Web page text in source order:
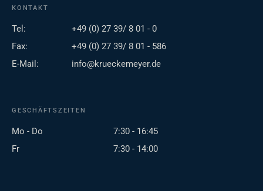
KONTAKT
Tel:
+49 (0) 27 39/ 8 01 - 0
Fax:
+49 (0) 27 39/ 8 01 - 586
E-Mail:
info@krueckemeyer.de
GESCHÄFTSZEITEN
Mo - Do
7:30 - 16:45
Fr
7:30 - 14:00